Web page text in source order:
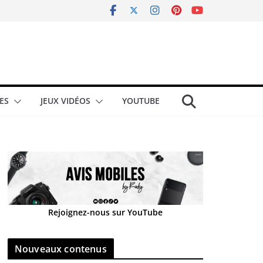
JEUX VIDÉOS YOUTUBE
Rejoignez-nous sur YouTube
Nouveaux contenus